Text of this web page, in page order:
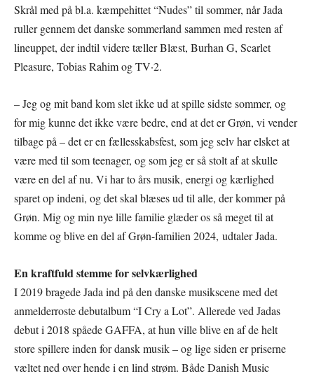
Skrål med på bl.a. kæmpehittet “Nudes” til sommer, når Jada
ruller gennem det danske sommerland sammen med resten af
lineuppet, der indtil videre tæller Blæst, Burhan G, Scarlet
Pleasure, Tobias Rahim og TV·2.
– Jeg og mit band kom slet ikke ud at spille sidste sommer, og
for mig kunne det ikke være bedre, end at det er Grøn, vi vender
tilbage på – det er en fællesskabsfest, som jeg selv har elsket at
være med til som teenager, og som jeg er så stolt af at skulle
være en del af nu. Vi har to års musik, energi og kærlighed
sparet op indeni, og det skal blæses ud til alle, der kommer på
Grøn. Mig og min nye lille familie glæder os så meget til at
komme og blive en del af Grøn-familien 2024, udtaler Jada.
En kraftfuld stemme for selvkærlighed
I 2019 bragede Jada ind på den danske musikscene med det
anmelderroste debutalbum “I Cry a Lot”. Allerede ved Jadas
debut i 2018 spåede GAFFA, at hun ville blive en af de helt
store spillere inden for dansk musik – og lige siden er priserne
væltet ned over hende i en lind strøm. Både Danish Music